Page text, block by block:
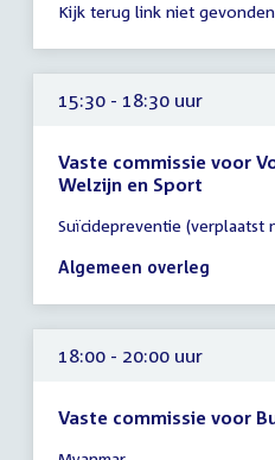
uur
Kijk terug link niet
15:30 - 18:30 uur
Vaste commissie voor
Welzijn en Sport
vergadering
15:30
18:30
uur
Suïcidepreventie (verplaatst
Algemeen overleg
18:00 - 20:00 uur
Vaste commissie voor